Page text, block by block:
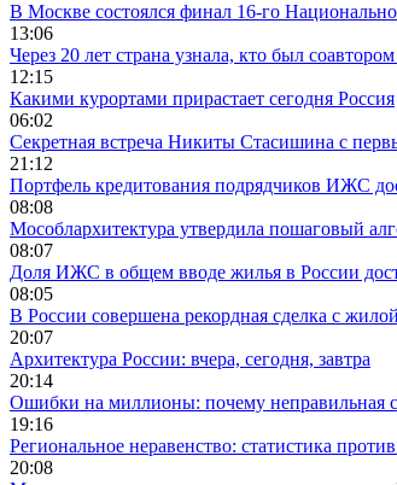
В Москве состоялся финал 16-го
13:06
Через 20 лет страна узнала, кто был
12:15
Какими курортами прирастает сегодня Россия
06:02
Секретная встреча Никиты Стасишина с
21:12
Портфель кредитования подрядчиков ИЖС
08:08
Мособлархитектура утвердила пошаговый
08:07
Доля ИЖС в общем вводе жилья в России
08:05
В России совершена рекордная сделка с
20:07
Архитектура России: вчера, сегодня, завтра
20:14
Ошибки на миллионы: почему неправильная
19:16
Региональное неравенство: статистика
20:08